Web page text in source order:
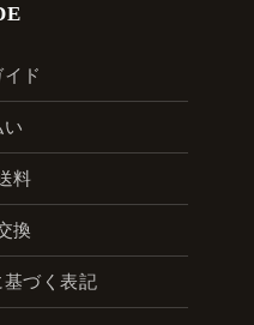
ド
い
料
換
づく表記